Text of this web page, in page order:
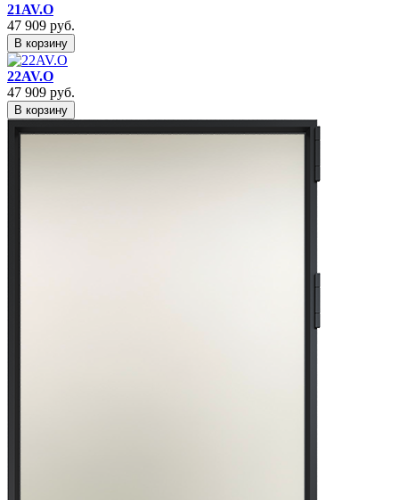
21AV.O
47 909 руб.
В корзину
22AV.O
47 909 руб.
В корзину